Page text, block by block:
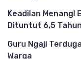
Keadilan Menang!
Dituntut 6,5
Guru Ngaji
Warga